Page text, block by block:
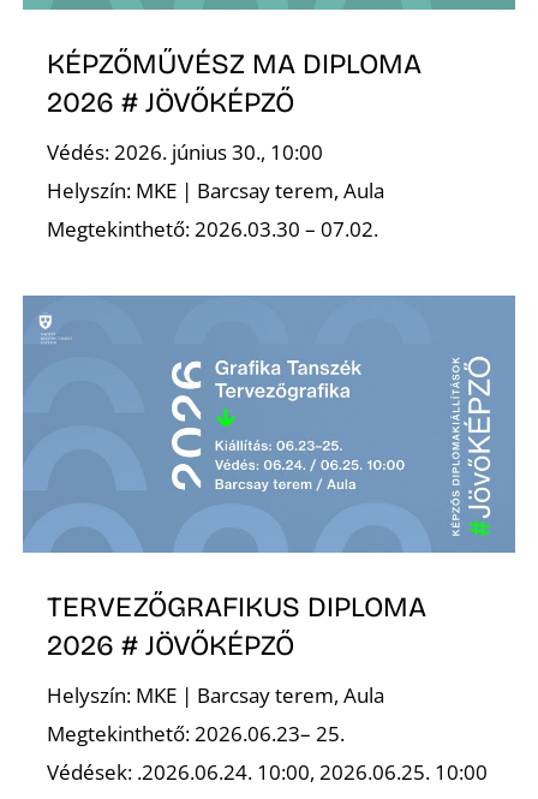
KÉPZŐMŰVÉSZ MA DIPLOMA
2026 # JÖVŐKÉPZŐ
Védés: 2026. június 30., 10:00
Helyszín: MKE | Barcsay terem, Aula
Megtekinthető: 2026.03.30 – 07.02.
TERVEZŐGRAFIKUS DIPLOMA
2026 # JÖVŐKÉPZŐ
Helyszín: MKE | Barcsay terem, Aula
Megtekinthető: 2026.06.23– 25.
Védések: .2026.06.24. 10:00, 2026.06.25. 10:00